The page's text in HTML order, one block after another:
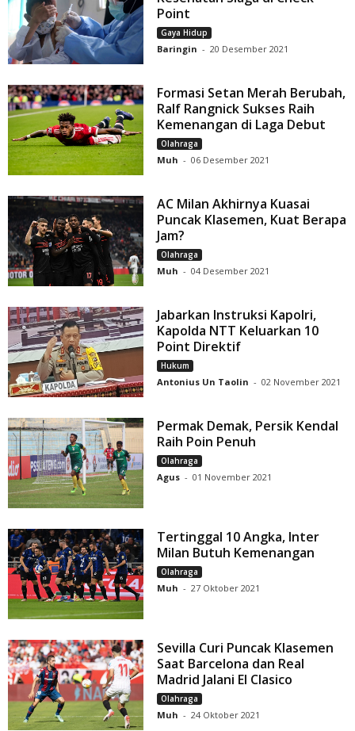
Point
Gaya Hidup
Baringin - 20 Desember 2021
Formasi Setan Merah Berubah,
Ralf Rangnick Sukses Raih
Kemenangan di Laga Debut
Olahraga
Muh - 06 Desember 2021
AC Milan Akhirnya Kuasai
Puncak Klasemen, Kuat Berapa
Jam?
Olahraga
Muh - 04 Desember 2021
Jabarkan Instruksi Kapolri,
Kapolda NTT Keluarkan 10
Point Direktif
Hukum
Antonius Un Taolin - 02 November 2021
Permak Demak, Persik Kendal
Raih Poin Penuh
Olahraga
Agus - 01 November 2021
Tertinggal 10 Angka, Inter
Milan Butuh Kemenangan
Olahraga
Muh - 27 Oktober 2021
Sevilla Curi Puncak Klasemen
Saat Barcelona dan Real
Madrid Jalani El Clasico
Olahraga
Muh - 24 Oktober 2021